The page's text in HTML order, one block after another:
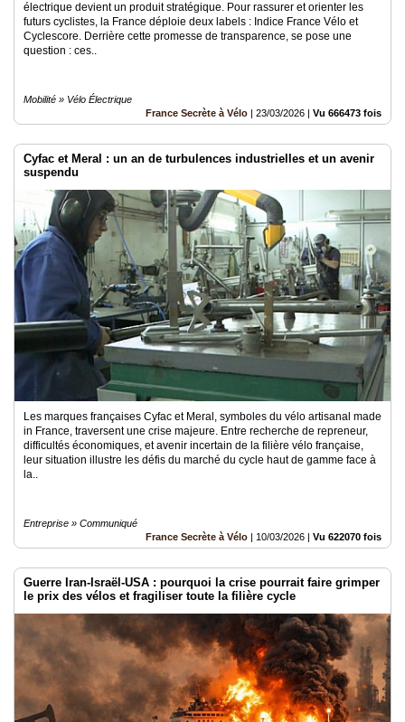
électrique devient un produit stratégique. Pour rassurer et orienter les
futurs cyclistes, la France déploie deux labels : Indice France Vélo et
Cyclescore. Derrière cette promesse de transparence, se pose une
question : ces..
Mobilité » Vélo Électrique
France Secrète à Vélo | 23/03/2026 | Vu 666473 fois
Cyfac et Meral : un an de turbulences industrielles et un avenir
suspendu
Les marques françaises Cyfac et Meral, symboles du vélo artisanal made
in France, traversent une crise majeure. Entre recherche de repreneur,
difficultés économiques, et avenir incertain de la filière vélo française,
leur situation illustre les défis du marché du cycle haut de gamme face à
la..
Entreprise » Communiqué
France Secrète à Vélo | 10/03/2026 | Vu 622070 fois
Guerre Iran-Israël-USA : pourquoi la crise pourrait faire grimper
le prix des vélos et fragiliser toute la filière cycle